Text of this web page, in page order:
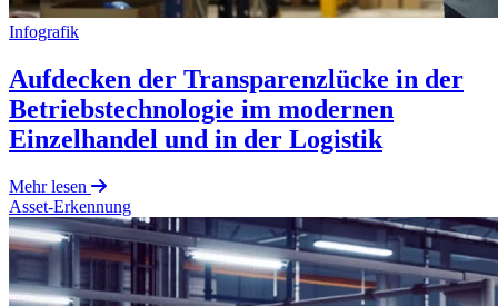
Infografik
Aufdecken der Transparenzlücke in der
Betriebstechnologie im modernen
Einzelhandel und in der Logistik
Mehr lesen
Asset-Erkennung